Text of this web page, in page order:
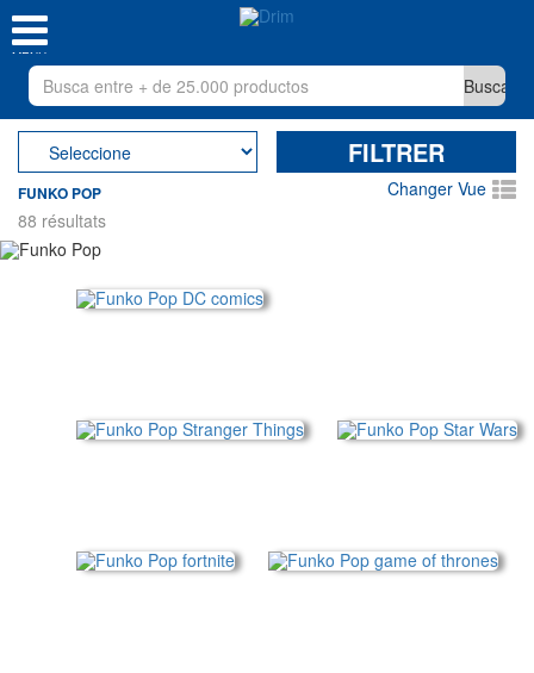
MENU
FILTRER
FUNKO POP
Changer Vue
88 résultats